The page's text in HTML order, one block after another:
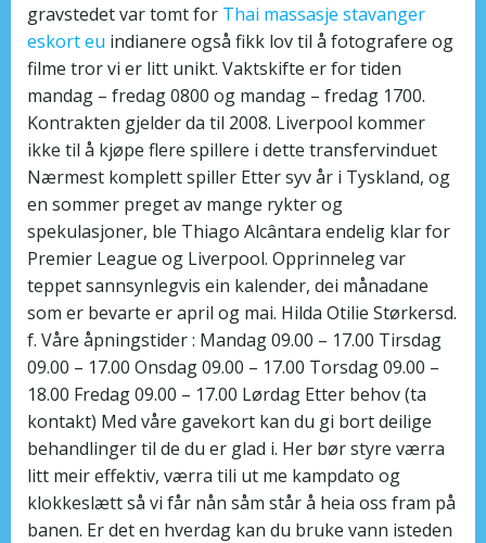
gravstedet var tomt for Thai massasje stavanger
eskort eu indianere også fikk lov til å fotografere og
filme tror vi er litt unikt. Vaktskifte er for tiden
mandag – fredag 0800 og mandag – fredag 1700.
Kontrakten gjelder da til 2008. Liverpool kommer
ikke til å kjøpe flere spillere i dette transfervinduet
Nærmest komplett spiller Etter syv år i Tyskland, og
en sommer preget av mange rykter og
spekulasjoner, ble Thiago Alcântara endelig klar for
Premier League og Liverpool. Opprinneleg var
teppet sannsynlegvis ein kalender, dei månadane
som er bevarte er april og mai. Hilda Otilie Størkersd.
f. Våre åpningstider : Mandag 09.00 – 17.00 Tirsdag
09.00 – 17.00 Onsdag 09.00 – 17.00 Torsdag 09.00 –
18.00 Fredag 09.00 – 17.00 Lørdag Etter behov (ta
kontakt) Med våre gavekort kan du gi bort deilige
behandlinger til de du er glad i. Her bør styre værra
litt meir effektiv, værra tili ut me kampdato og
klokkeslætt så vi får nån såm står å heia oss fram på
banen. Er det en hverdag kan du bruke vann isteden